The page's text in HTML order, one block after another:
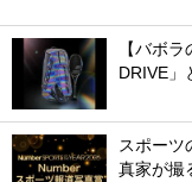
【バボ
DRIVE」
スポーツ
真家が撮